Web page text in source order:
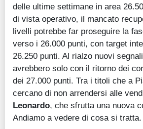
delle ultime settimane in area
di vista operativo, il mancato
livelli potrebbe far proseguire la
verso i 26.000 punti, con target
26.250 punti. Al rialzo nuovi
avrebbero solo con il ritorno dei
dei 27.000 punti. Tra i titoli che a
cercano di non arrendersi alle
Leonardo, che sfrutta una nuova
Andiamo a vedere di cosa si tratta.